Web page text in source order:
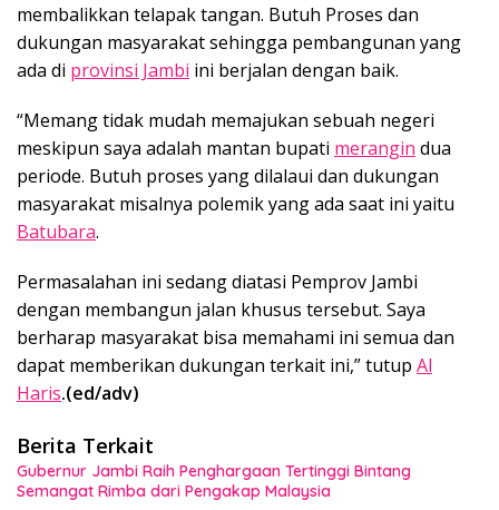
membalikkan telapak tangan. Butuh Proses dan
dukungan masyarakat sehingga pembangunan yang
ada di provinsi Jambi ini berjalan dengan baik.
“Memang tidak mudah memajukan sebuah negeri
meskipun saya adalah mantan bupati merangin dua
periode. Butuh proses yang dilalaui dan dukungan
masyarakat misalnya polemik yang ada saat ini yaitu
Batubara.
Permasalahan ini sedang diatasi Pemprov Jambi
dengan membangun jalan khusus tersebut. Saya
berharap masyarakat bisa memahami ini semua dan
dapat memberikan dukungan terkait ini,” tutup Al
Haris.(ed/adv)
Berita Terkait
Gubernur Jambi Raih Penghargaan Tertinggi Bintang
Semangat Rimba dari Pengakap Malaysia